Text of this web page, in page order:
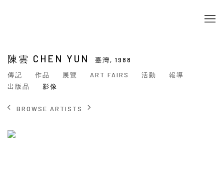
陳雲 CHEN YUN 臺灣,1988
傳記
作品 展覽 ART FAIRS 活動
報導
出版品
影像
BROWSE ARTISTS